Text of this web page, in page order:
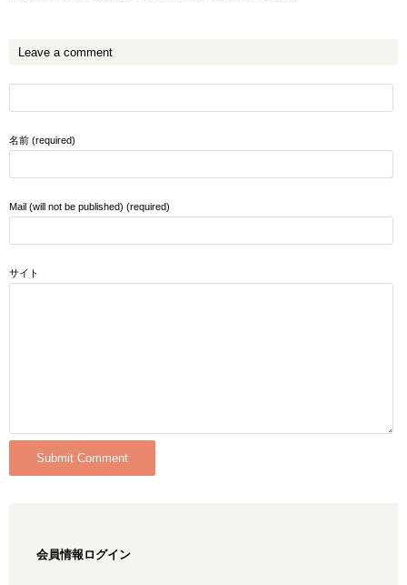
Leave a comment
名前 (required)
Mail (will not be published) (required)
サイト
会員情報ログイン